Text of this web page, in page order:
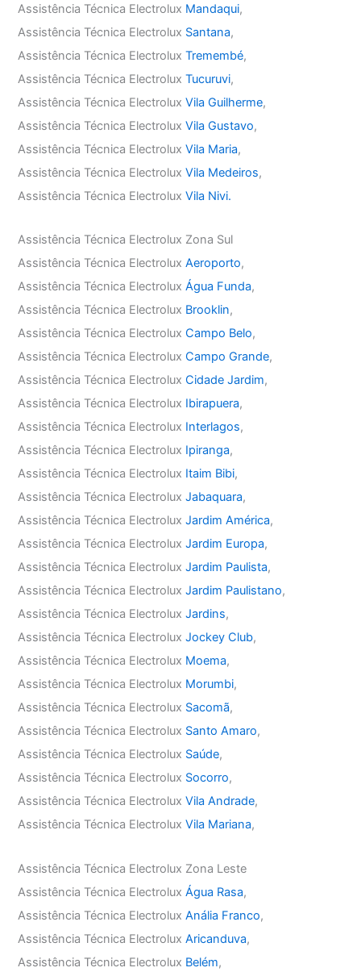
Assistência Técnica Electrolux Mandaqui,
Assistência Técnica Electrolux Santana,
Assistência Técnica ElectroluxTremembé,
Assistência Técnica ElectroluxTucuruvi,
Assistência Técnica ElectroluxVila Guilherme,
Assistência Técnica ElectroluxVila Gustavo,
Assistência Técnica ElectroluxVila Maria,
Assistência Técnica ElectroluxVila Medeiros,
Assistência Técnica ElectroluxVila Nivi.
Assistência Técnica Electrolux Zona Sul
Assistência Técnica ElectroluxAeroporto,
Assistência Técnica ElectroluxÁgua Funda,
Assistência Técnica Electrolux Brooklin,
Assistência Técnica ElectroluxCampo Belo,
Assistência Técnica ElectroluxCampo Grande,
Assistência Técnica ElectroluxCidade Jardim,
Assistência Técnica Electrolux Ibirapuera,
Assistência Técnica Electrolux Interlagos,
Assistência Técnica Electrolux Ipiranga,
Assistência Técnica Electrolux Itaim Bibi,
Assistência Técnica ElectroluxJabaquara,
Assistência Técnica ElectroluxJardim América,
Assistência Técnica ElectroluxJardim Europa,
Assistência Técnica ElectroluxJardim Paulista,
Assistência Técnica ElectroluxJardim Paulistano,
Assistência Técnica ElectroluxJardins,
Assistência Técnica ElectroluxJockey Club,
Assistência Técnica Electrolux Moema,
Assistência Técnica Electrolux Morumbi,
Assistência Técnica Electrolux Sacomã,
Assistência Técnica Electrolux Santo Amaro,
Assistência Técnica Electrolux Saúde,
Assistência Técnica Electrolux Socorro,
Assistência Técnica ElectroluxVila Andrade,
Assistência Técnica ElectroluxVila Mariana,
Assistência Técnica Electrolux Zona Leste
Assistência Técnica ElectroluxÁgua Rasa,
Assistência Técnica ElectroluxAnália Franco,
Assistência Técnica ElectroluxAricanduva,
Assistência Técnica Electrolux Belém,